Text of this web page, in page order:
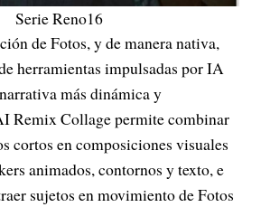
Serie Reno16
de Fotos, y de manera nativa,
herramientas impulsadas por IA
más dinámica y
Remix Collage permite combinar
cortos en composiciones visuales
animados, contornos y texto, e
sujetos en movimiento de Fotos